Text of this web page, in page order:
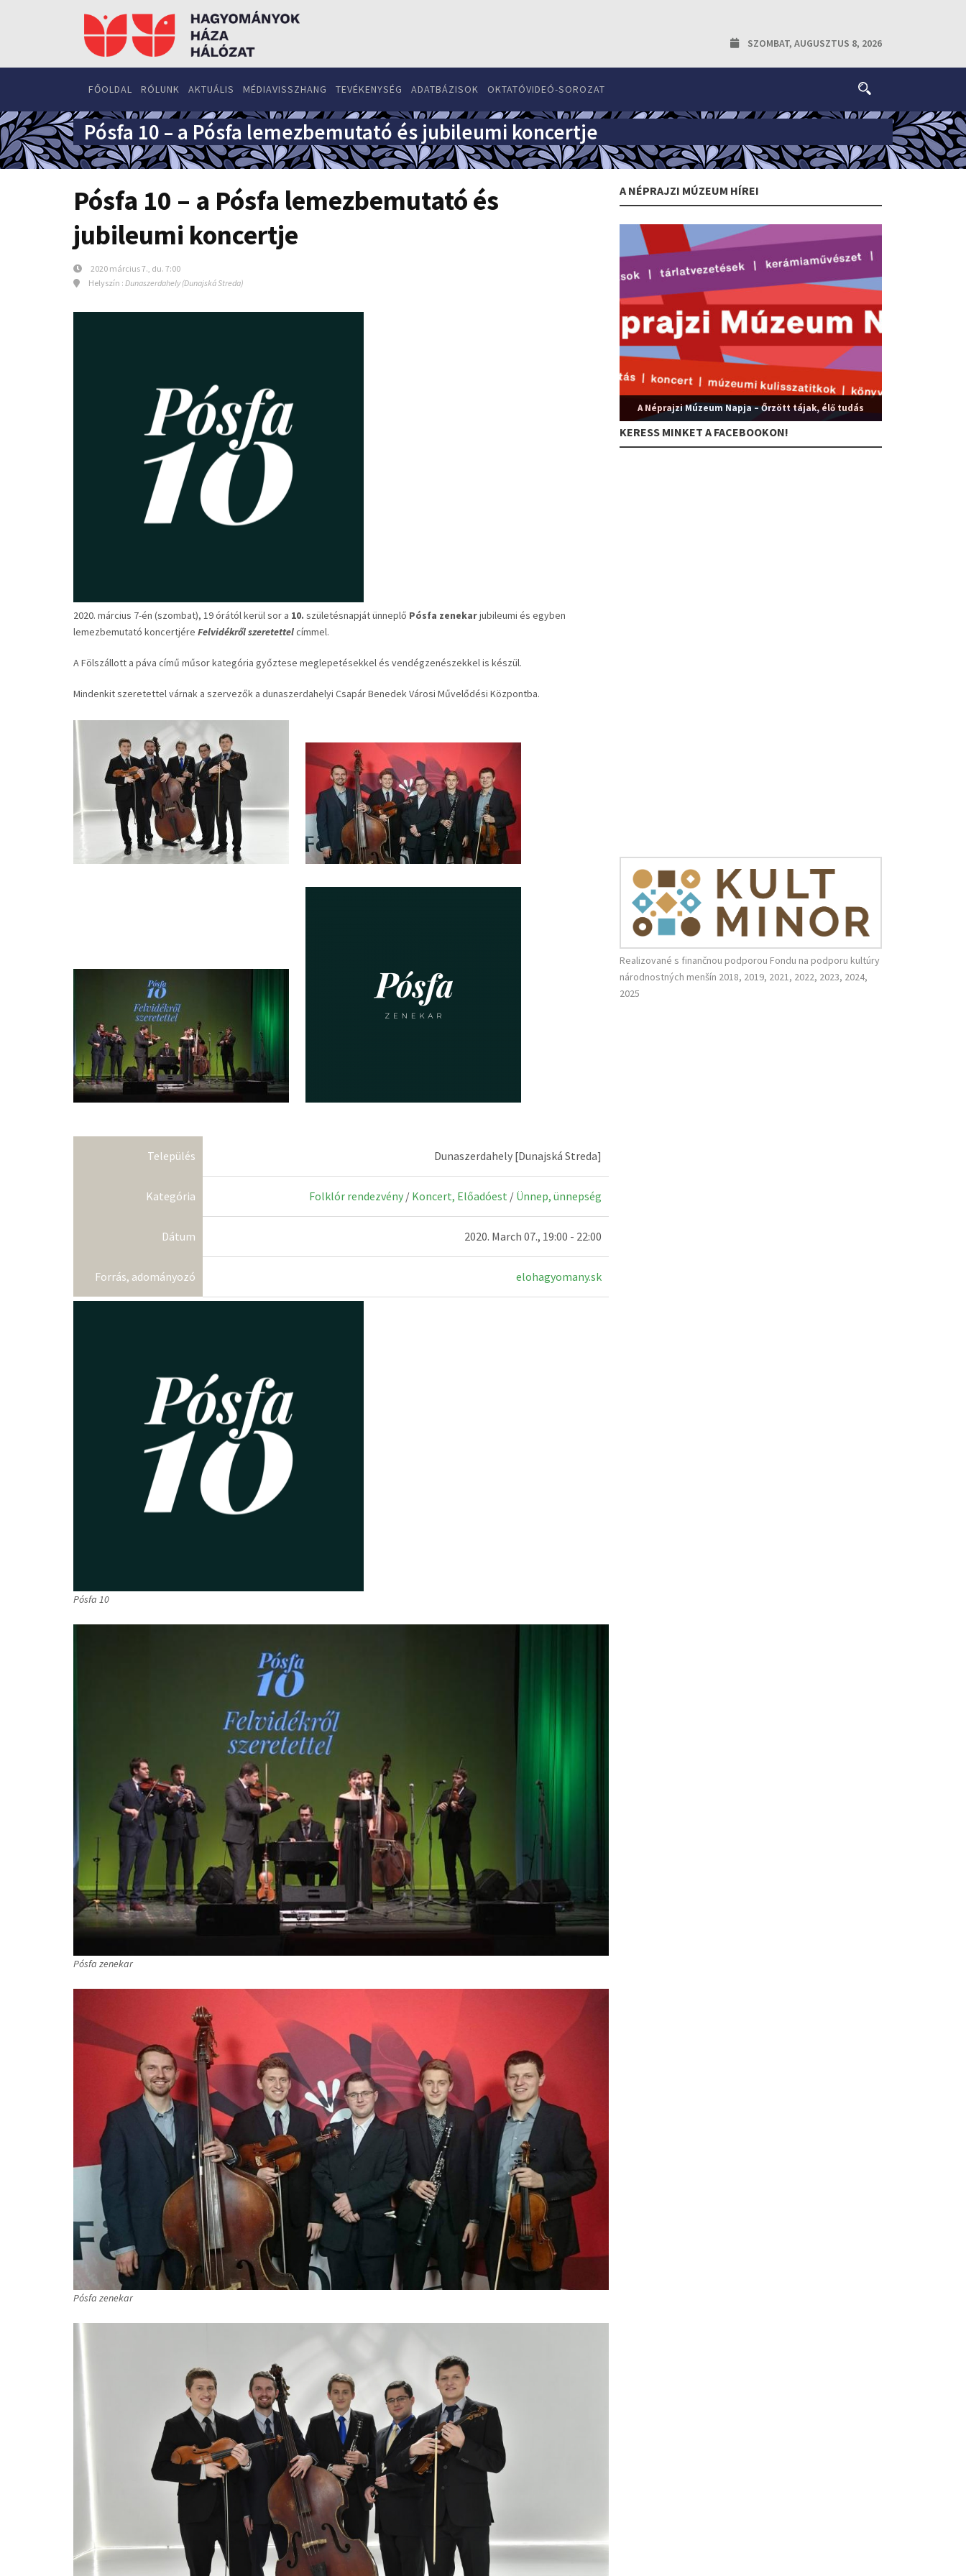
SZOMBAT, AUGUSZTUS 8, 2026
FŐOLDAL RÓLUNK AKTUÁLIS MÉDIAVISSZHANG TEVÉKENYSÉG ADATBÁZISOK OKTATÓVIDEÓ-SOROZAT
Pósfa 10 – a Pósfa lemezbemutató és jubileumi koncertje
Pósfa 10 – a Pósfa lemezbemutató és
jubileumi koncertje
2020 március 7., du. 7:00
Helyszín : Dunaszerdahely (Dunajská Streda)
2020. március 7-én (szombat), 19 órától kerül sor a 10. születésnapját ünneplő Pósfa zenekarjubileumi és egyben
lemezbemutató koncertjére Felvidékről szeretettelcímmel.
A Fölszállott a páva című műsor kategória győztese meglepetésekkel és vendégzenészekkel is készül.
Mindenkit szeretettel várnak a szervezők a dunaszerdahelyi Csapár Benedek Városi Művelődési Központba.
Település Dunaszerdahely [Dunajská Streda]
Kategória Folklór rendezvény / Koncert, Előadóest / Ünnep, ünnepség
Dátum 2020. March 07., 19:00 - 22:00
Forrás, adományozó elohagyomany.sk
Pósfa 10
Pósfa zenekar
Pósfa zenekar
A NÉPRAJZI MÚZEUM HÍREI
A Néprajzi Múzeum Napja – Őrzött tájak, élő tudás
KERESS MINKET A FACEBOOKON!
Realizované s finančnou podporou Fondu na podporu kultúry
národnostných menšín 2018, 2019, 2021, 2022, 2023, 2024,
2025